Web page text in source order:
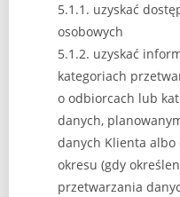
5.1.1. uzyskać
osobowych
5.1.2. uzyskać
kategoriach
o odbiorcach lub
danych,
danych Klienta
okresu (gdy
przetwarzania